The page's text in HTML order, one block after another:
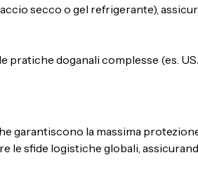
secco o gel refrigerante),
doganali complesse (es.
garantiscono la massima
sfide logistiche globali,